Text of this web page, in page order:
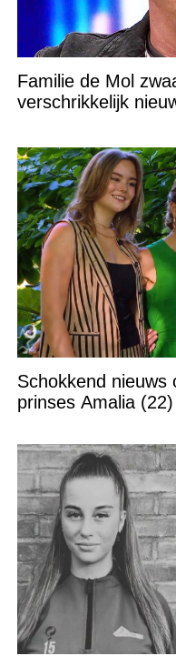
Familie de Mol
verschrikkelijk
Schokkend nieuws
prinses Amalia (22)